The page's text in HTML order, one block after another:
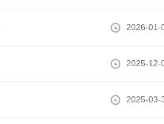
2026-01-
2025-12-
2025-03-